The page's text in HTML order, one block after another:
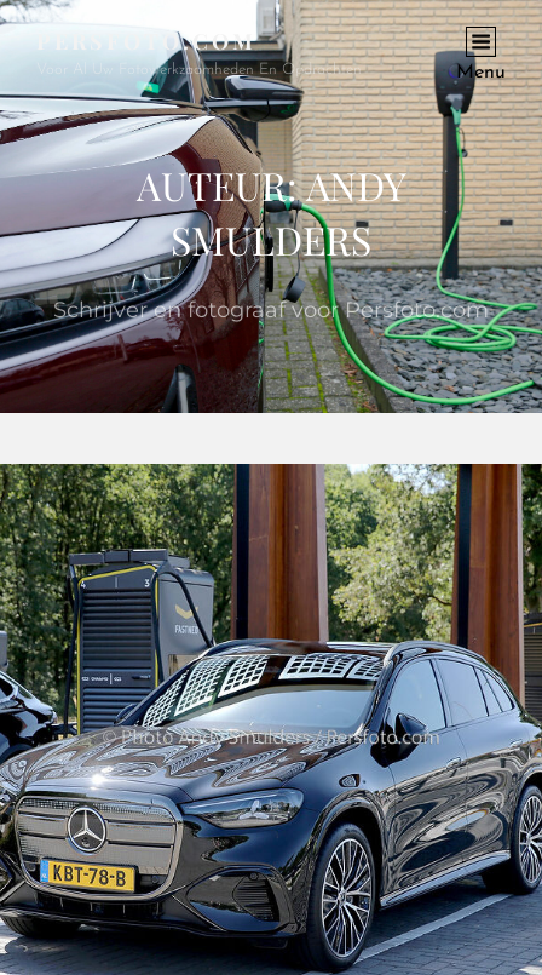
PERSFOTO.COM
Voor Al Uw Fotowerkzaamheden En Opdrachten Menu
AUTEUR:ANDY
SMULDERS
Schrijver en fotograaf voor Persfoto.com